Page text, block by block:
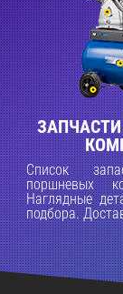
Список
поршневых
Наглядные
подбора.